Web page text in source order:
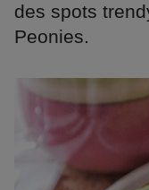
des spots
Peonies.